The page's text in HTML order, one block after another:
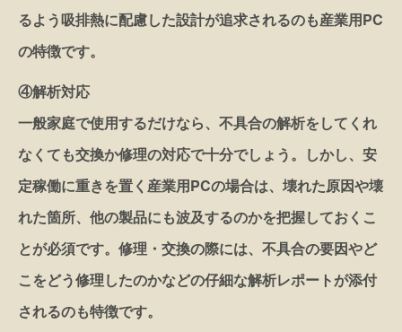
るよう吸排熱に配慮した設計が追求されるのも産業用PC
の特徴です。
④解析対応
一般家庭で使用するだけなら、不具合の解析をしてくれ
なくても交換か修理の対応で十分でしょう。しかし、安
定稼働に重きを置く産業用PCの場合は、壊れた原因や壊
れた箇所、他の製品にも波及するのかを把握しておくこ
とが必須です。修理・交換の際には、不具合の要因やど
こをどう修理したのかなどの仔細な解析レポートが添付
されるのも特徴です。